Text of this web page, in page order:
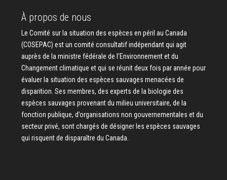
À propos de nous
Le Comité sur la situation des espèces en péril au Canada
(COSEPAC) est un comité consultatif indépendant qui agit
auprès de la ministre fédérale de l’Environnement et du
Changement climatique et qui se réunit deux fois par année pour
évaluer la situation des espèces sauvages menacées de
disparition. Ses membres, des experts de la biologie des
espèces sauvages provenant du milieu universitaire, de la
fonction publique, d’organisations non gouvernementales et du
secteur privé, sont chargés de désigner les espèces sauvages
qui risquent de disparaître du Canada.